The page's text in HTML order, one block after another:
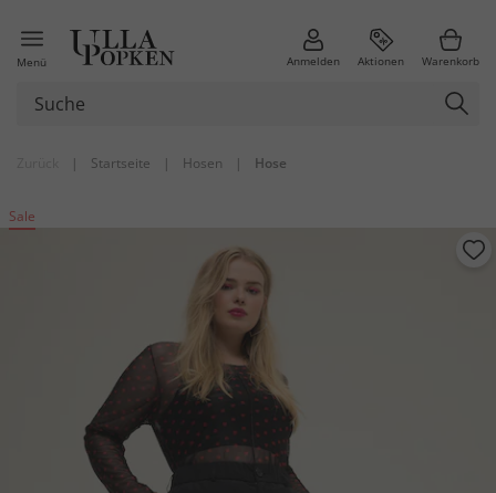
Menü Anmelden Aktionen Warenkorb
| Startseite | Hosen | Hose
Sale